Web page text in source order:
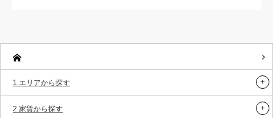
1.エリアから探す
2.家賃から探す